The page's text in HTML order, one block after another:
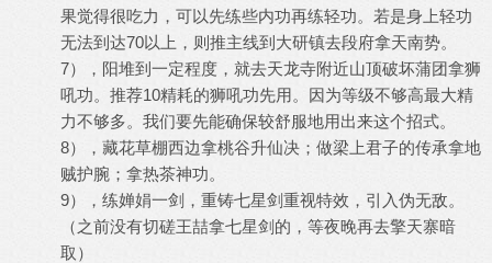
果觉得很吃力，可以先练些内功再练轻功。若是身上轻功
无法到达70以上，则推主线到大研镇去段府拿天南势。
7），阳堆到一定程度，就去天龙寺附近山顶破坏蒲团拿狮
吼功。推荐10精耗的狮吼功先用。因为等级不够高最大精
力不够多。我们要先能确保较舒服地用出来这个招式。
8），藏花草棚西边拿桃谷升仙决；做梁上君子的传承拿地
贼护腕；拿热茶神功。
9），练婵娟一剑，重铸七星剑重视特效，引入伪无敌。
（之前没有切磋王喆拿七星剑的，等夜晚再去擎天寨暗
取）